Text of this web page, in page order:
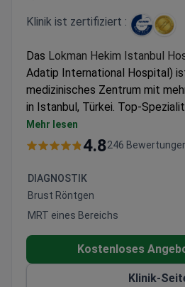
Klinik ist zertifiziert :
Das Lokman Hekim Istanbul
Adatip International Hospital)
medizinisches Zentrum mit
in Istanbul, Türkei. Top-
Neurochirurgie, Orthopädie,
Chirurgie zur Gewichtsabnahme.
den Staaten der GUS, Afrikas
besuchen die Klinik am
Mehr lesen
4.8246
DIAGNOSTIK
Brust Röntgen
MRT eines Bereichs
Kostenloses
Klinik-